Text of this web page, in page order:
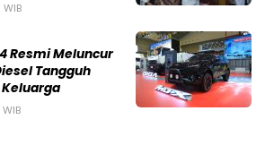
Resmi Meluncur
Tangguh